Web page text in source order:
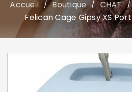
Accueil / Boutique / CHAT /
Felican Cage Gipsy XS